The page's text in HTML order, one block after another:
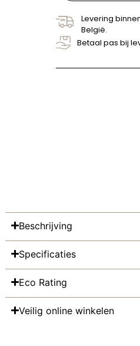
Levering
België.
Betaal pas bij
Beschrijving
Specificaties
Eco Rating
Veilig online winkelen